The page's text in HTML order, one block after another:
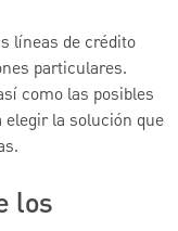
líneas de crédito
particulares.
como las posibles
elegir la solución que
los